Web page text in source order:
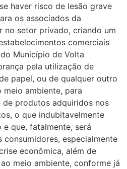
haver risco de lesão grave
os associados da
no setor privado, criando um
comerciais
Município de Volta
pela utilização de
papel, ou de qualquer outro
meio ambiente, para
produtos adquiridos nos
o que indubitavelmente
que, fatalmente, será
especialmente
econômica, além de
meio ambiente, conforme já